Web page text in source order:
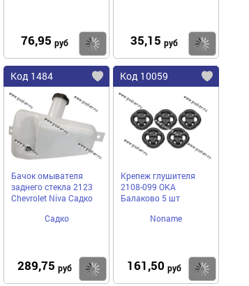
76,95 руб Купить
35,15 руб
Код 1484
Бачок омывателя
заднего стекла 2123
Chevrolet Niva Садко
Садко
289,75 руб Купить
Код 10059
Крепеж глушителя
2108-099 ОКА
Балаково 5 шт
Noname
161,50 руб